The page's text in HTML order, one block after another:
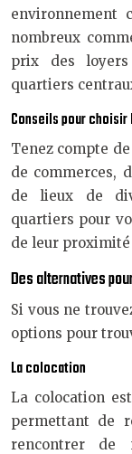
environnement
nombreux
prix des
quartiers
Conseils pour
Tenez compte
de commerces,
de lieux de
quartiers pour
de leur
Des alternatives
Si vous ne
options pour
La colocation
La colocation
permettant de
rencontrer de